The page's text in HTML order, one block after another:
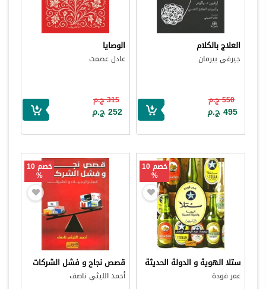
العلاج بالكلام
جيرفي بيرمان
550 ج.م
495 ج.م
الوصايا
عادل عصمت
315 ج.م
252 ج.م
خصم 10
%
ستلا الهوية و الدولة الحديثة
عمر فودة
خصم 10
%
قصص نجاح و فشل الشركات
أحمد الليثي ناصف